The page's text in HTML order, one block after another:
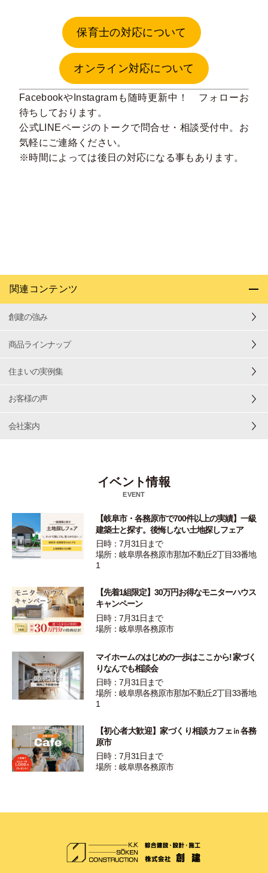
保育士の対応について
オンライン対応について
Facebookや Instagramも随時更新中！ フォローお
待ちしております。
公式LINEページのトークで問合せ・相談受付中。お
気軽にご連絡ください。
※時間によっては後日の対応になる事もあります。
関連コンテンツ
創建の強み
商品ラインナップ
住まいの実例集
お客様の声
会社案内
イベント情報
EVENT
【岐阜市・各務原市で700件以上の実績】一級
建築士と探す。後悔しない土地探しフェア
日時：7月31日まで
場所：岐阜県各務原市那加不動丘2丁目33番地
1
【先着1組限定】30万円お得なモニターハウス
キャンペーン
日時：7月31日まで
場所：岐阜県各務原市
マイホームのはじめの一歩はここから! 家づく
りなんでも相談会
日時：7月31日まで
場所：岐阜県各務原市那加不動丘2丁目33番地
1
【初心者大歓迎】家づくり相談カフェ㏌各務
原市
日時：7月31日まで
場所：岐阜県各務原市